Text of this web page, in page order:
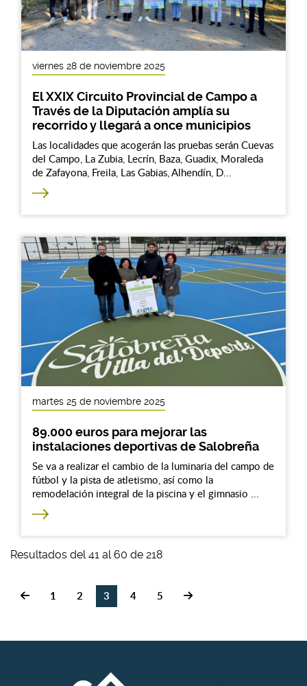
viernes 28 de noviembre 2025
El XXIX Circuito Provincial de Campo a
Través de la Diputación amplía su
recorrido y llegará a once municipios
Las localidades que acogerán las pruebas serán Cuevas
del Campo, La Zubia, Lecrín, Baza, Guadix, Moraleda
de Zafayona, Freila, Las Gabias, Alhendín, D...
martes 25 de noviembre 2025
89.000 euros para mejorar las
instalaciones deportivas de Salobreña
Se va a realizar el cambio de la luminaria del campo de
fútbol y la pista de atletismo, así como la
remodelación integral de la piscina y el gimnasio ...
Resultados del 41 al 60 de 218
1 2 3 4 5